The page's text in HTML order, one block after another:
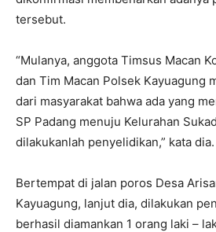
tersebut.
“Mulanya, anggota Timsus Macan
dan Tim Macan Polsek Kayuagung
dari masyarakat bahwa ada yang
SP Padang menuju Kelurahan
dilakukanlah penyelidikan,” kata dia.
Bertempat di jalan poros Desa
Kayuagung, lanjut dia, dilakukan
berhasil diamankan 1 orang laki –